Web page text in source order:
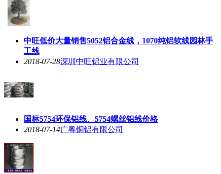
中旺低价大量销售5052铝合金线，1070纯铝软线园林手
工线
2018-07-28深圳中旺铝业有限公司
国标5754环保铝线、5754螺丝铝线价格
2018-07-14广粤铜铝有限公司